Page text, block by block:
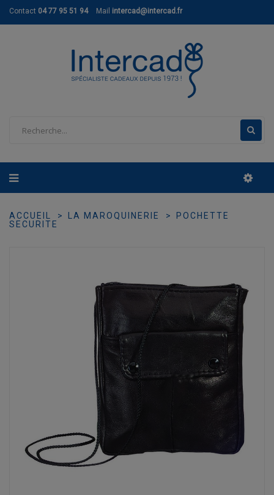
Contact 04 77 95 51 94 Mail intercad@intercad.fr
ACCUEIL LA MAROQUINERIE
POCHETTE
SECURITE